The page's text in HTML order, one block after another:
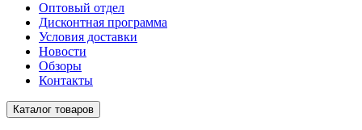
Оптовый отдел
Дисконтная программа
Условия доставки
Новости
Обзоры
Контакты
Каталог товаров